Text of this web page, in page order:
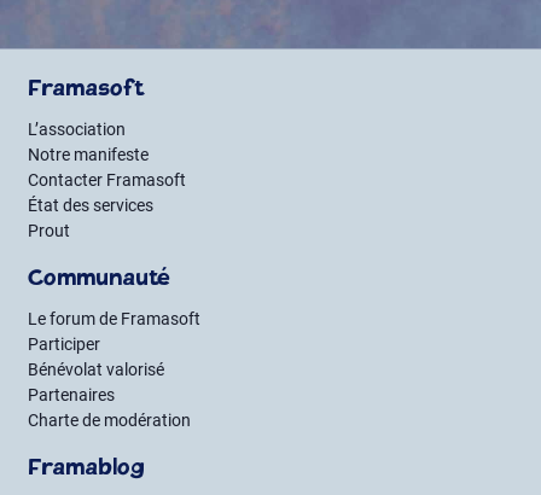
Framasoft
L’association
Notre manifeste
Contacter Framasoft
État des services
Prout
Communauté
Le forum de Framasoft
Participer
Bénévolat valorisé
Partenaires
Charte de modération
Framablog